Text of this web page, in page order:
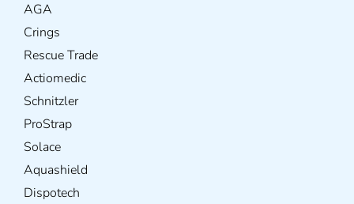
AGA
Crings
Rescue Trade
Actiomedic
Schnitzler
ProStrap
Solace
Aquashield
Dispotech